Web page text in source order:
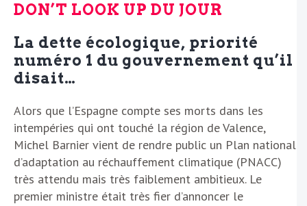
DON’T LOOK UP DU JOUR
La dette écologique, priorité
numéro 1 du gouvernement qu’il
disait…
Alors que l’Espagne compte ses morts dans les
intempéries qui ont touché la région de Valence,
Michel Barnier vient de rendre public un Plan national
d’adaptation au réchauffement climatique (PNACC)
très attendu mais très faiblement ambitieux. Le
premier ministre était très fier d’annoncer le